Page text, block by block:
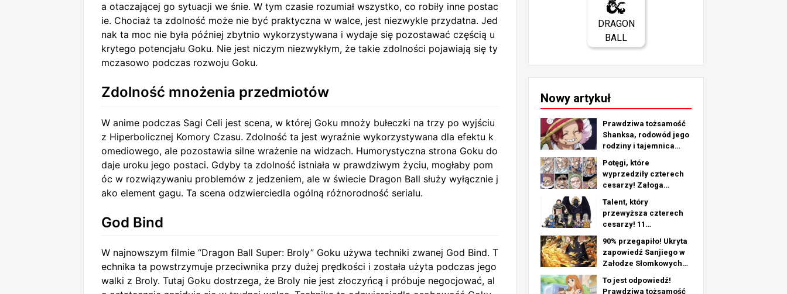
a otaczającej go sytuacji we śnie. W tym czasie rozumiał wszystko, co robiły inne postac
ie. Chociaż ta zdolność może nie być praktyczna w walce, jest niezwykle przydatna. Jed
nak ta moc nie była później zbytnio wykorzystywana i wydaje się pozostawać częścią u
krytego potencjału Goku. Nie jest niczym niezwykłym, że takie zdolności pojawiają się ty
mczasowo podczas rozwoju Goku.
Zdolność mnożenia przedmiotów
W anime podczas Sagi Celi jest scena, w której Goku mnoży bułeczki na trzy po wyjściu
z Hiperbolicznej Komory Czasu. Zdolność ta jest wyraźnie wykorzystywana dla efektu k
omediowego, ale pozostawia silne wrażenie na widzach. Humorystyczna strona Goku do
daje uroku jego postaci. Gdyby ta zdolność istniała w prawdziwym życiu, mogłaby pom
óc w rozwiązywaniu problemów z jedzeniem, ale w świecie Dragon Ball służy wyłącznie j
ako element gagu. Ta scena odzwierciedla ogólną różnorodność serialu.
God Bind
W najnowszym filmie “Dragon Ball Super: Broly” Goku używa techniki zwanej God Bind. T
echnika ta powstrzymuje przeciwnika przy dużej prędkości i została użyta podczas jego
walki z Broly. Tutaj Goku dostrzega, że Broly nie jest złoczyńcą i próbuje negocjować, al
DRAGON
BALL
Nowy artykuł
Prawdziwa tożsamość
Shanksa, rodowód jego
rodziny i tajemnica
dogłębna analiza
ostatniego rozdziału!
Potęgi, które
wyprzedziły czterech
cesarzy! Załoga
Najsilniejsze rankingi
TOP 11 (od 5. do 1.)
Talent, który
przewyższa czterech
cesarzy! 11
z pirackiej załogi nr 2
(od 11. do 6. miejsca)
90% przegapiło! Ukryta
zapowiedź Sanjiego w
Załodze Słomkowych
To jest odpowiedź!
Prawdziwa tożsamość